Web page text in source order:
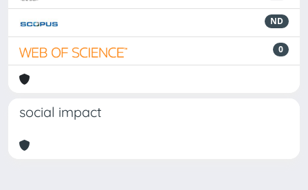
ND
0
social impact